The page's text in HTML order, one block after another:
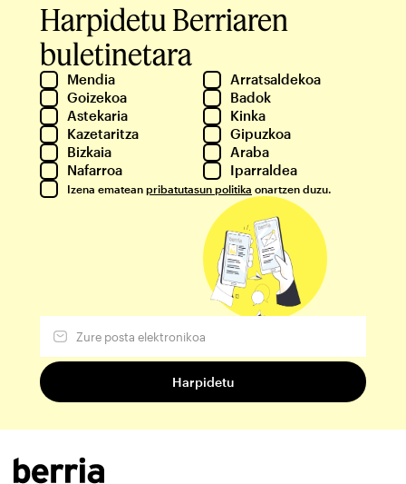
Harpidetu Berriaren
buletinetara
Mendia
Arratsaldekoa
Goizekoa
Badok
Astekaria
Kinka
Kazetaritza
Gipuzkoa
Bizkaia
Araba
Nafarroa
Iparraldea
Izena ematean pribatutasun politika onartzen duzu.